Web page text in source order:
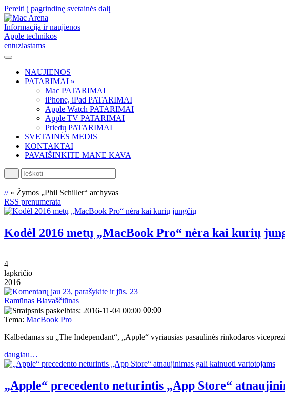
Pereiti į pagrindinę svetainės dalį
Informacija ir naujienos
Apple technikos
entuziastams
NAUJIENOS
PATARIMAI »
Mac PATARIMAI
iPhone, iPad PATARIMAI
Apple Watch PATARIMAI
Apple TV PATARIMAI
Priedų PATARIMAI
SVETAINĖS MEDIS
KONTAKTAI
PAVAIŠINKITE MANE KAVA
Ieškoti
//» Žymos „Phil Schiller“ archyvas
RSS prenumerata
Kodėl 2016 metų „MacBook Pro“ nėra kai kurių
4
lapkričio
2016
23
Ramūnas Blavaščiūnas
00:00
Tema: MacBook Pro
Kalbėdamas su „The Independant“, „Apple“ vyriausias pasaulinės rinkodaros
daugiau…
„Apple“ precedento neturintis „App Store“